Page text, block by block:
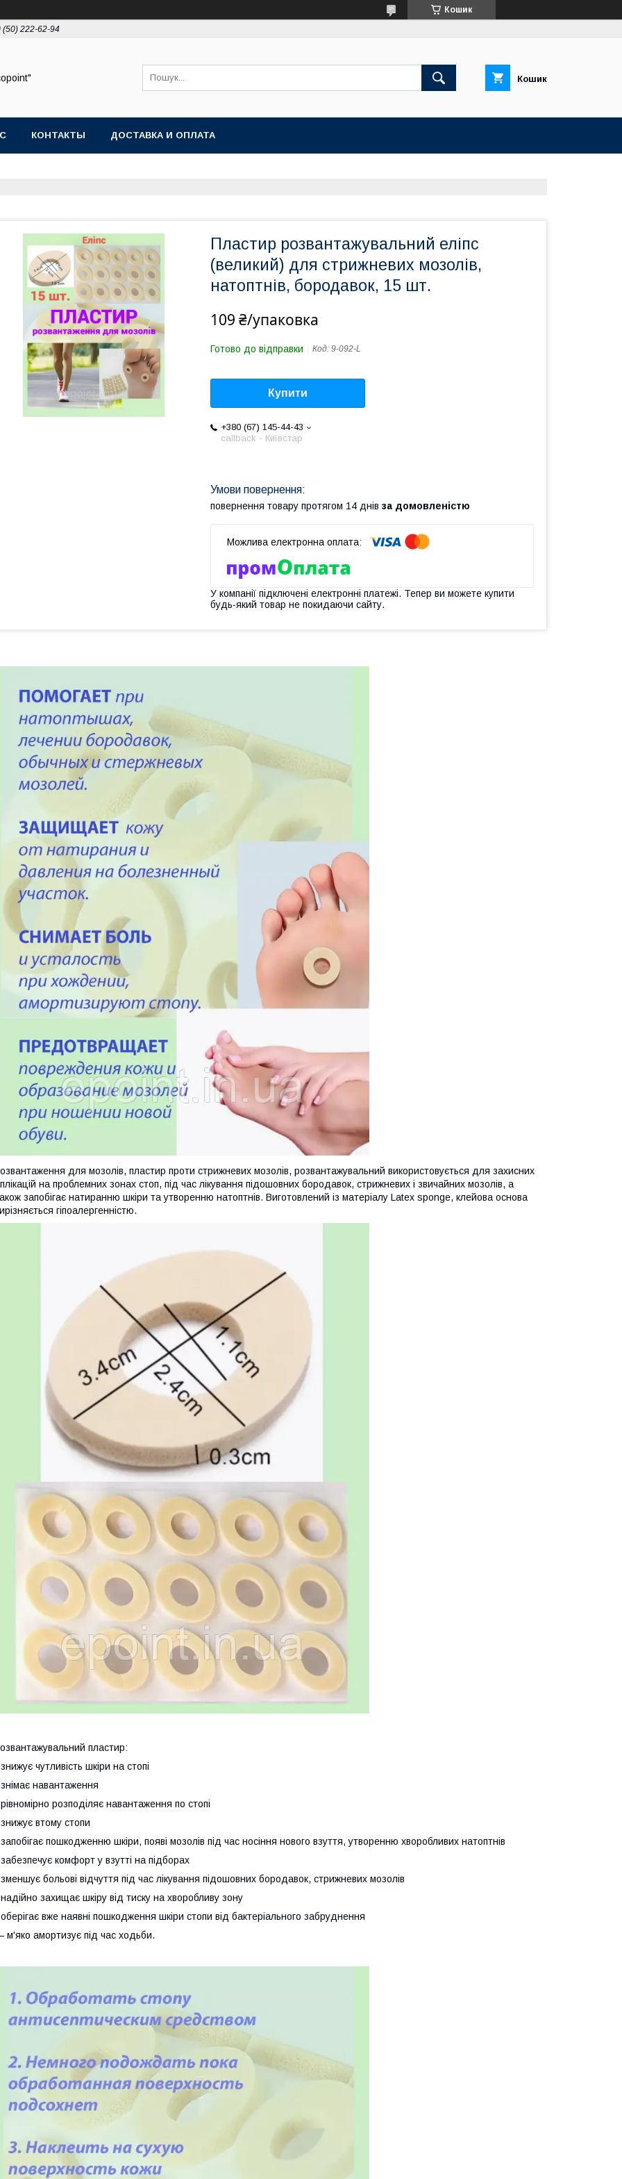
Кошик
(50) 222-62-94
Кошик
КОНТАКТЫ ДОСТАВКА И ОПЛАТА
Пластир розвантажувальний еліпс
(великий) для стрижневих мозолів,
натоптнів, бородавок, 15 шт.
109 ₴/упаковка
Готово до відправки Код: 9-092-L
Купити
+380 (67) 145-44-43
callback - Київстар
повернення товару протягом 14 днів за домовленістю
У компанії підключені електронні платежі. Тепер ви можете купити
будь-який товар не покидаючи сайту.
для мозолів, пластир проти стрижневих мозолів, розвантажувальний використовується для захисних
на проблемних зонах стоп, під час лікування підошовних бородавок, стрижневих і звичайних мозолів, а
запобігає натиранню шкіри та утворенню натоптнів. Виготовлений із матеріалу Latex sponge, клейова основа
гіпоалергенністю.
пластир:
чутливість шкіри на стопі
навантаження
розподіляє навантаження по стопі
втому стопи
пошкодженню шкіри, появі мозолів під час носіння нового взуття, утворенню хворобливих натоптнів
комфорт у взутті на підборах
больові відчуття під час лікування підошовних бородавок, стрижневих мозолів
захищає шкіру від тиску на хворобливу зону
вже наявні пошкодження шкіри стопи від бактеріального забруднення
м'яко амортизує під час ходьби.